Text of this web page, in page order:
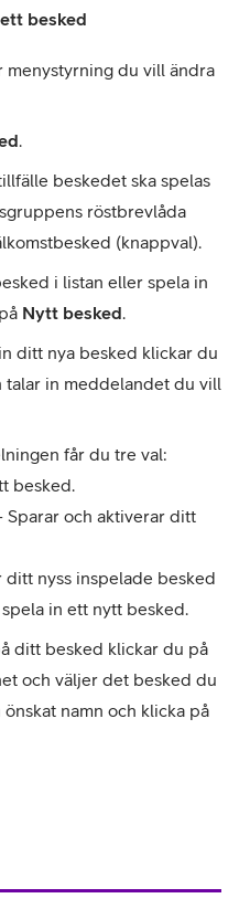
besked
menystyrning du vill ändra
.
beskedet ska spelas
röstbrevlåda
(knappval).
i listan eller spela in
Nytt besked.
ditt nya besked klickar du
talar in meddelandet du vill
får du tre val:
besked.
Sparar och aktiverar ditt
ditt nyss inspelade besked
in ett nytt besked.
ditt besked klickar du på
och väljer det besked du
namn och klicka på